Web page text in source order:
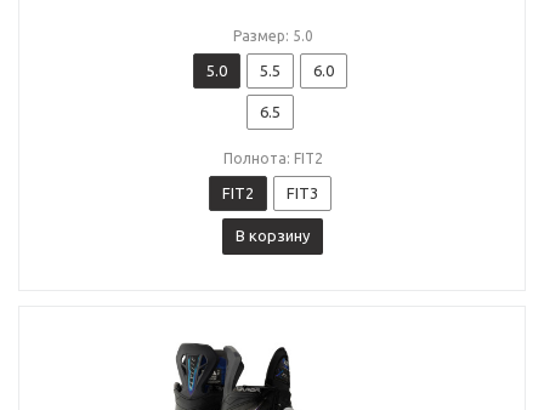
Размер: 5.0
5.0 5.5 6.0
6.5
Полнота: FIT2
FIT2 FIT3
В корзину